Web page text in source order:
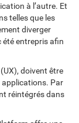
à l’autre. Et
telles que les
diverger
entrepris afin
doivent être
applications. Par
réintégrés dans